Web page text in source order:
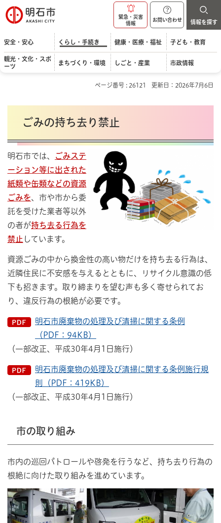
明石市
緊急・災害
情報
お問い合わせ 情報を探す
安全・安心 くらし・手続き 健康・医療・福祉 子ども・教育
観光・文化・スポ
ーツ
まちづくり・環境 しごと・産業 市政情報
ページ番号 : 26121 更新日：2026年7月6日
ごみの持ち去り禁止
明石市では、
ごみステ
ーション等に出された
紙類や缶類などの資源
ごみを、市や市から委
託を受けた業者等以外
の者が持ち去る行為を
禁止 しています。
資源ごみの中から換金性の高い物だけを持ち去る行為は、
近隣住民に不安感を与えるとともに、リサイクル意識の低
下も招きます。取り締まりを望む声も多く寄せられてお
り、違反行為の根絶が必要です。
明石市廃棄物の処理及び清掃に関する条例
（PDF：94KB）
（一部改正、平成30年4月1日施行）
明石市廃棄物の処理及び清掃に関する条例施行規
則（PDF：419KB）
（一部改正、平成30年4月1日施行）
市の取り組み
市内の巡回パトロールや啓発を行うなど、持ち去り行為の
根絶に向けた取り組みを進めています。